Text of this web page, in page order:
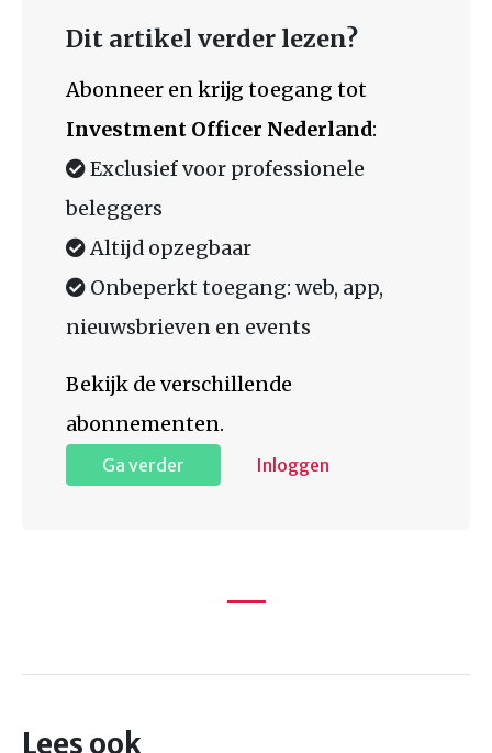
Dit artikel verder lezen?
Abonneer en krijg toegang tot
Investment Officer Nederland:
Exclusief voor professionele
beleggers
Altijd opzegbaar
Onbeperkt toegang: web, app,
nieuwsbrieven en events
Bekijk de verschillende
abonnementen.
Ga verder Inloggen
Lees ook